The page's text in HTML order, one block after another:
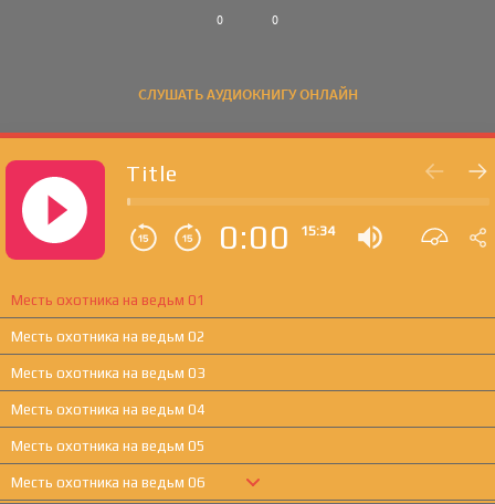
СЛУШАТЬ АУДИОКНИГУ ОНЛАЙН
0 0
Title
0:00 15:34
Месть охотника на ведьм 01
Месть охотника на ведьм 02
Месть охотника на ведьм 03
Месть охотника на ведьм 04
Месть охотника на ведьм 05
Месть охотника на ведьм 06